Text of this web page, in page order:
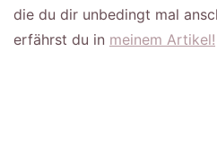
die du dir unbedingt mal
erfährst du in meinem Artikel!